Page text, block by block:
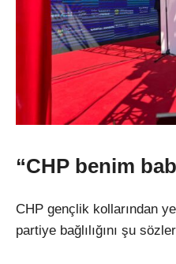
“CHP benim
CHP gençlik kollarından
partiye bağlılığını şu